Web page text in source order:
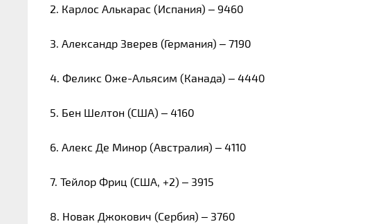
2. Карлос Алькарас (Испания) – 9460
3. Александр Зверев (Германия) – 7190
4. Феликс Оже-Альясим (Канада) – 4440
5. Бен Шелтон (США) – 4160
6. Алекс Де Минор (Австралия) – 4110
7. Тейлор Фриц (США, +2) – 3915
8. Новак Джокович (Сербия) – 3760